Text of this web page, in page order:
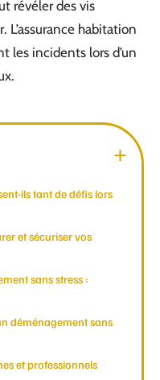
révéler des vis
habitation
les incidents lors d’un
ils tant de défis lors
et sécuriser vos
sans stress :
déménagement sans
et professionnels